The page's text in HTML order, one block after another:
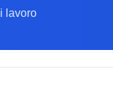
lavoro